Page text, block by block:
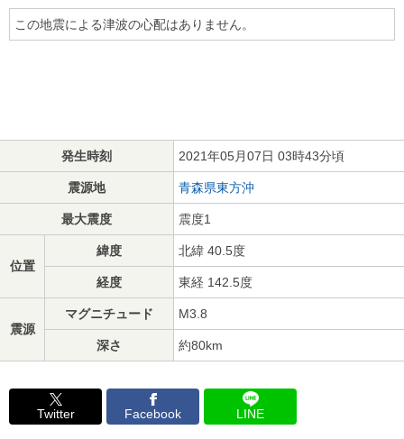
この地震による津波の心配はありません。
発生時刻 2021年05月07日 03時43分頃
震源地 青森県東方沖
最大震度 震度1
位置
緯度 北緯 40.5度
経度 東経 142.5度
震源
マグニチュード M3.8
深さ 約80km
Twitter Facebook LINE